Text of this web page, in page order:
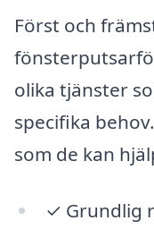
Först och
olika tjänster
specifika
som de kan
✓ Grundlig